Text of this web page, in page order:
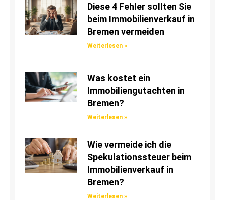
Diese 4 Fehler sollten Sie
beim Immobilienverkauf in
Bremen vermeiden
Weiterlesen »
Was kostet ein
Immobiliengutachten in
Bremen?
Weiterlesen »
Wie vermeide ich die
Spekulationssteuer beim
Immobilienverkauf in
Bremen?
Weiterlesen »